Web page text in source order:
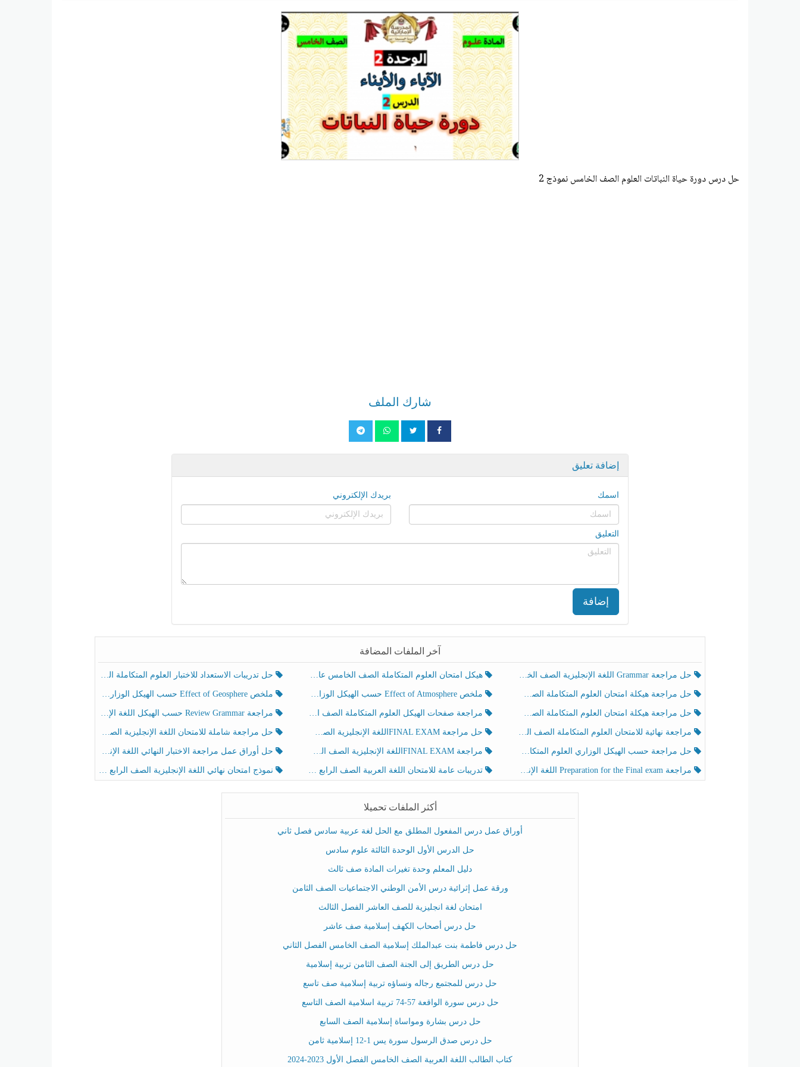
حل درس دورة حياة النباتات العلوم الصف الخامس نموذج 2
شارك الملف
إضافة تعليق
اسمك بريدك الإلكتروني
التعليق
إضافة
آخر الملفات المضافة
حل مراجعة Grammar اللغة الإنجليزية الصف الخامس الفصل الثالث هيكل امتحان العلوم المتكاملة الصف الخامس عام الفصل الدراسي الثالث 2025-2026 حل تدريبات الاستعداد للاختبار العلوم المتكاملة الصف الخامس عام الفصل الثالث
حل مراجعة هيكلة امتحان العلوم المتكاملة الصف الخامس انسبير الفصل الثالث ملخص Effect of Atmosphere حسب الهيكل الوزاري العلوم المتكاملة الصف الخامس انسبير الفصل الثالث ملخص Effect of Geosphere حسب الهيكل الوزاري العلوم المتكاملة الصف الخامس انسبير الفصل الثالث
حل مراجعة هيكلة امتحان العلوم المتكاملة الصف الخامس عام الفصل الثالث مراجعة صفحات الهيكل العلوم المتكاملة الصف الخامس انسبير الفصل الثالث مراجعة Review Grammar حسب الهيكل اللغة الإنجليزية الصف الخامس الفصل الثالث
مراجعة نهائية للامتحان العلوم المتكاملة الصف الخامس انسبير الفصل الثالث حل مراجعة FINAL EXAMاللغة الإنجليزية الصف الخامس الفصل الثالث حل مراجعة شاملة للامتحان اللغة الإنجليزية الصف الخامس الفصل الثالث
حل مراجعة حسب الهيكل الوزاري العلوم المتكاملة الصف الخامس عام الفصل الثالث مراجعة FINAL EXAMاللغة الإنجليزية الصف الخامس الفصل الثالث حل أوراق عمل مراجعة الاختبار النهائي اللغة الإنجليزية الصف الرابع الفصل الثالث
مراجعة Preparation for the Final exam اللغة الإنجليزية الصف الرابع الفصل الثالث تدريبات عامة للامتحان اللغة العربية الصف الرابع الفصل الثالث نموذج امتحان نهائي اللغة الإنجليزية الصف الرابع الفصل الثالث
أكثر الملفات تحميلا
أوراق عمل درس المفعول المطلق مع الحل لغة عربية سادس فصل ثاني
حل الدرس الأول الوحدة الثالثة علوم سادس
دليل المعلم وحدة تغيرات المادة صف ثالث
ورقة عمل إثرائية درس الأمن الوطني الاجتماعيات الصف الثامن
امتحان لغة انجليزية للصف العاشر الفصل الثالث
حل درس أصحاب الكهف إسلامية صف عاشر
حل درس فاطمة بنت عبدالملك إسلامية الصف الخامس الفصل الثاني
حل درس الطريق إلى الجنة الصف الثامن تربية إسلامية
حل درس للمجتمع رجاله ونساؤه تربية إسلامية صف تاسع
حل درس سورة الواقعة 57-74 تربية اسلامية الصف التاسع
حل درس بشارة ومواساة إسلامية الصف السابع
حل درس صدق الرسول سورة يس 1-12 إسلامية ثامن
كتاب الطالب اللغة العربية الصف الخامس الفصل الأول 2023-2024